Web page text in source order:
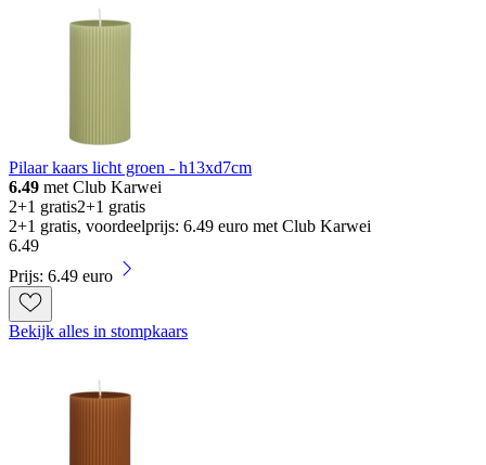
Pilaar kaars licht groen - h13xd7cm
6.49 met Club Karwei
2+1 gratis2+1 gratis
2+1 gratis, voordeelprijs: 6.49 euro met Club Karwei
6.49
Prijs: 6.49 euro
Bekijk alles in stompkaars